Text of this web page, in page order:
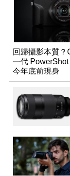
回歸攝影本質？
一代
今年底前現身